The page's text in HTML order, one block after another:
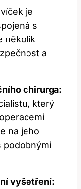
je
s
několik
a
chirurga:
který
na jeho
podobnými
vyšetření: